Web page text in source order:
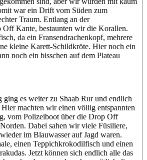
war ein Drift vom Süden zum
Traum. Entlang an der
Off Kante, bestaunten wir die Korallen.
da ein Fransendrachenkopf, mehrere
kleine Karett-Schildkröte. Hier noch ein
noch ein bisschen auf dem Plateau
ging es weiter zu Shaab Rur und endlich
machten wir einen völlig entspannten
vom Polizeiboot über die Drop Off
Dabei sahen wir viele Füsiliere,
im Blauwasser auf Jagd waren.
einen Teppichkrokodilfisch und einen
Jetzt können sich endlich alle das